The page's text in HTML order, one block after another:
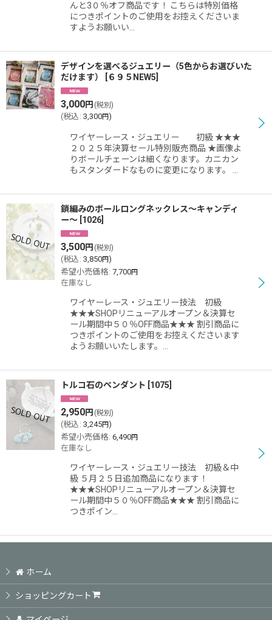
んと3０％オフ商品です！ こちらは特別価格
につきポイントのご使用をお控えくださいま
すようお願いい…
デザインを選べるジュエリー（5色からお選びいた
だけます）
６９５NEW5
3,000円 (税別)
(税込 : 3,300円)
ワイヤーレース・ジュエリー 初級 ★★★
２０２５年決算セール特別販売商品 ★画像よ
りボールチェーンは細くなります。カニカン
もスタンダードなものに変更になります。 …
鎖編みのボールロングネックレス〜キャンディ
ー〜 1026
3,500円 (税別)
(税込 : 3,850円)
希望小売価格: 7,700円
在庫なし
ワイヤーレース・ジュエリー技法 初級
★★★SHOPリニューアルオープン＆決算セ
ール期間中５０％OFF商品★★★ 割引商品に
つきポイントのご使用をお控えくださいます
ようお願いいたします。…
トルコ石のペンダント 1075
2,950円 (税別)
(税込 : 3,245円)
希望小売価格: 6,490円
在庫なし
ワイヤーレース・ジュエリー技法 初級＆中
級 ５月２５日追加商品になります！
★★★SHOPリニューアルオープン＆決算セ
ール期間中５０％OFF商品★★★ 割引商品に
つきポイン…
ホーム
ショッピングカート